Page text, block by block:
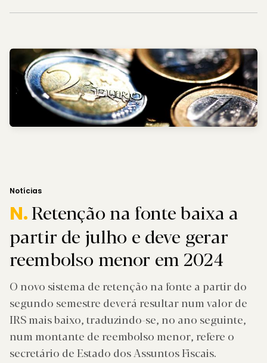
Notícias
N.Retenção na fonte baixa a
partir de julho e deve gerar
reembolso menor em 2024
O novo sistema de retenção na fonte a partir do
segundo semestre deverá resultar num valor de
IRS mais baixo, traduzindo-se, no ano seguinte,
num montante de reembolso menor, refere o
secretário de Estado dos Assuntos Fiscais.